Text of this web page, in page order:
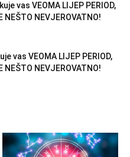
vas VEOMA LIJEP PERIOD,
NEŠTO NEVJEROVATNO!
vas VEOMA LIJEP PERIOD,
NEŠTO NEVJEROVATNO!